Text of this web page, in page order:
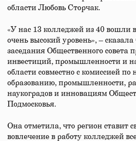
области Любовь Сторчак.
«У нас 13 колледжей из 40 вошли
очень высокий уровень», –
заседания Общественного совета
инвестиций, промышленности и
области совместно с комиссией по
образованию, промышленности,
наукоградов и инновациям
Подмосковья.
Она отметила, что регион ставит
вовлечение в работу колледжей